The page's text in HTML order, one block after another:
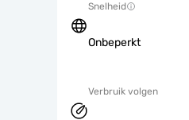
Snelheid
Onbeperkt
Verbruik volgen